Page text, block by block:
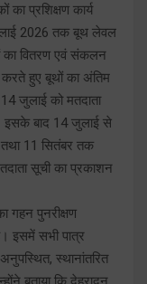
का प्रशिक्षण कार्य
2026 तक बूथ लेवल
का वितरण एवं संकलन
हुए बूथों का अंतिम
14 जुलाई को मतदाता
इसके बाद 14 जुलाई से
तथा 11 सितंबर तक
सूची का प्रकाशन
गहन पुनरीक्षण
इसमें सभी पात्र
स्थानांतरित